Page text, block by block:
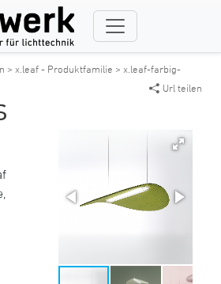
> x.leaf - Produktfamilie > x.leaf-farbig-
Url teilen